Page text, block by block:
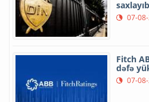
saxlayıb
07-
Fitch
dəfə
07-